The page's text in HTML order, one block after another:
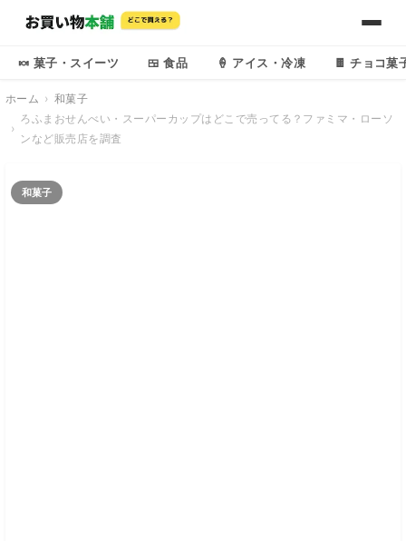
🍬 菓子・スイーツ 🍱 食品 🍦 アイス・冷凍 🍫 チョコ菓
ホーム
和菓子
ろふまおせんべい・スーパーカップはどこで売ってる？ファミマ・ローソ
ンなど販売店を調査
和菓子